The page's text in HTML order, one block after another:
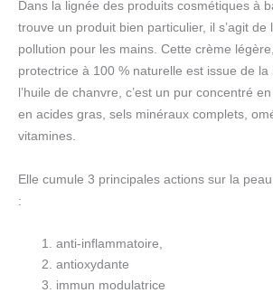
Dans la lignée des produits cosmétiques à
trouve un produit bien particulier, il s’agit de
pollution pour les mains. Cette crème
protectrice à 100 % naturelle est issue de la
l’huile de chanvre, c’est un pur concentré
en acides gras, sels minéraux complets,
vitamines.
Elle cumule 3 principales actions sur la
:
anti-inflammatoire,
antioxydante
immun modulatrice